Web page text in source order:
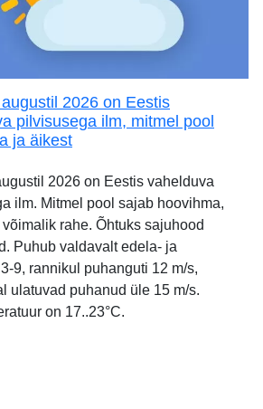
2026 on Eestis
pilvisusega ilm, mitmel pool
ja äikest
2026 on Eestis vahelduva
ilm. Mitmel pool sajab hoovihma,
rahe. Õhtuks sajuhood
Puhub valdavalt edela- ja
9, rannikul puhanguti 12 m/s,
ulatuvad puhanud üle 15 m/s.
on 17..23°C.